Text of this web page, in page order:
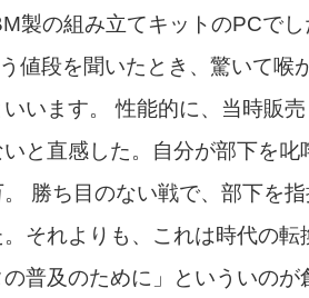
製の組み立てキットのPCで
値段を聞いたとき、驚いて喉
います。 性能的に、当時販
と直感した。自分が部下を
。 勝ち目のない戦で、部下を
それよりも、これは時代の
の普及のために」といういの